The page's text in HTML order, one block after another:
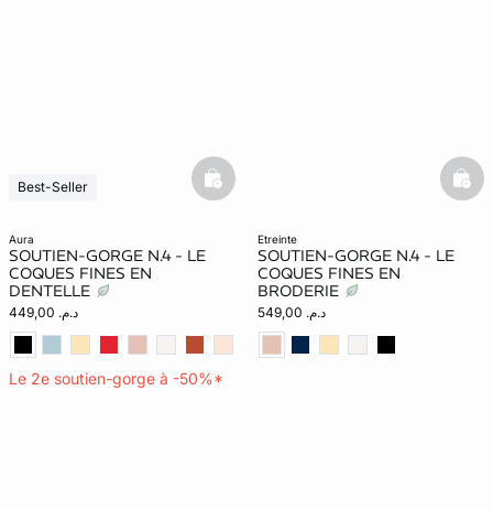
aura
SOUTIEN-GORGE N.4 - LE
COQUES FINES EN
DENTELLE
د.م. 449,00
Le 2e soutien-gorge à -50%*
Best-Seller basketfull
etreinte
SOUTIEN-GORGE N.4 - LE
COQUES FINES EN
BRODERIE
د.م. 549,00